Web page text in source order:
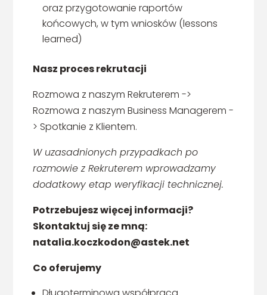
oraz przygotowanie raportów
końcowych, w tym wniosków (lessons
learned)
Nasz proces rekrutacji
Rozmowa z naszym Rekruterem ->
Rozmowa z naszym Business Managerem -
> Spotkanie z Klientem.
W uzasadnionych przypadkach po
rozmowie z Rekruterem wprowadzamy
dodatkowy etap weryfikacji technicznej.
Potrzebujesz więcej informacji?
Skontaktuj się ze mną:
natalia.koczkodon@astek.net
Co oferujemy